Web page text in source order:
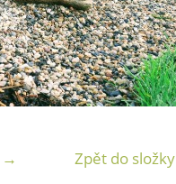
→ Zpět do složky